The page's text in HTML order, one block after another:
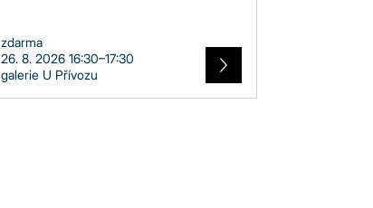
zdarma
26. 8. 2026 16:30–17:30
galerie U Přívozu